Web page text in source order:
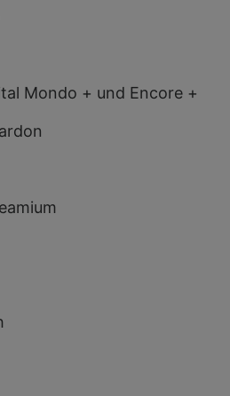
Mondo + und Encore +